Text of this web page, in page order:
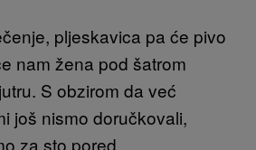
pljeskavica pa će pivo
nam žena pod šatrom
S obzirom da već
još nismo doručkovali,
za sto pored